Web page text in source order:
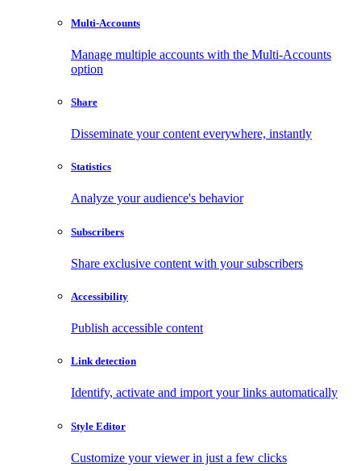
Multi-Accounts
Manage multiple accounts with the Multi-Accounts
option
Share
Disseminate your content everywhere, instantly
Statistics
Analyze your audience's behavior
Subscribers
Share exclusive content with your subscribers
Accessibility
Publish accessible content
Link detection
Identify, activate and import your links automatically
Style Editor
Customize your viewer in just a few clicks